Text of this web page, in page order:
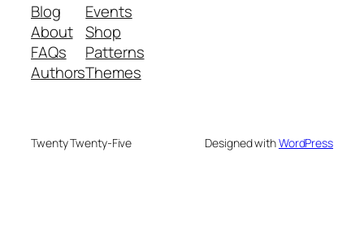
Blog
About
FAQs
Authors
Events
Shop
Patterns
Themes
Twenty Twenty-Five Designed withWordPress